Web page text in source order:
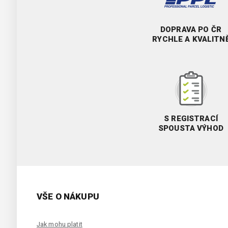
DOPRAVA PO ČR
RYCHLE A
S REGISTRACÍ
SPOUSTA VÝHOD
VŠE O NÁKUPU
Jak mohu platit